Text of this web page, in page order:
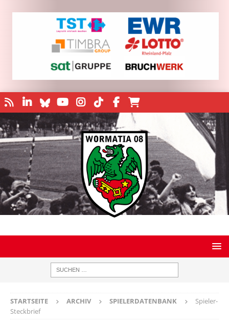
STARTSEITE ARCHIV SPIELERDATENBANK
Spieler-
Steckbrief